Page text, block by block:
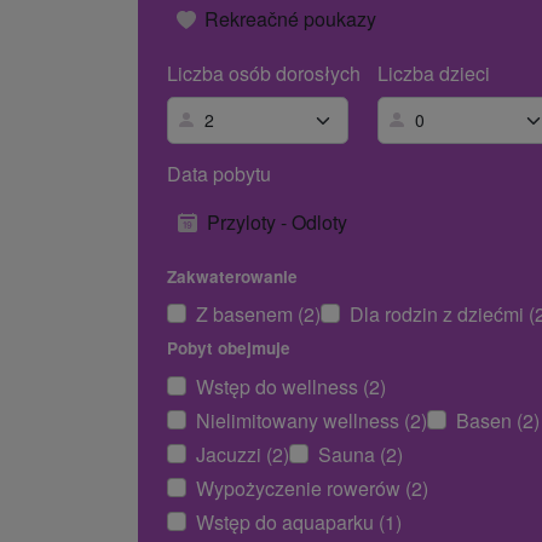
Rekreačné poukazy
Liczba osób dorosłych
Liczba dzieci
Data pobytu
Przyloty - Odloty
Zakwaterowanie
Z basenem (2) Dla rodzin z dziećmi
Pobyt obejmuje
Wstęp do wellness (2)
Nielimitowany wellness (2)
Basen (2)
Jacuzzi (2)
Sauna (2)
Wypożyczenie rowerów (2)
Wstęp do aquaparku (1)